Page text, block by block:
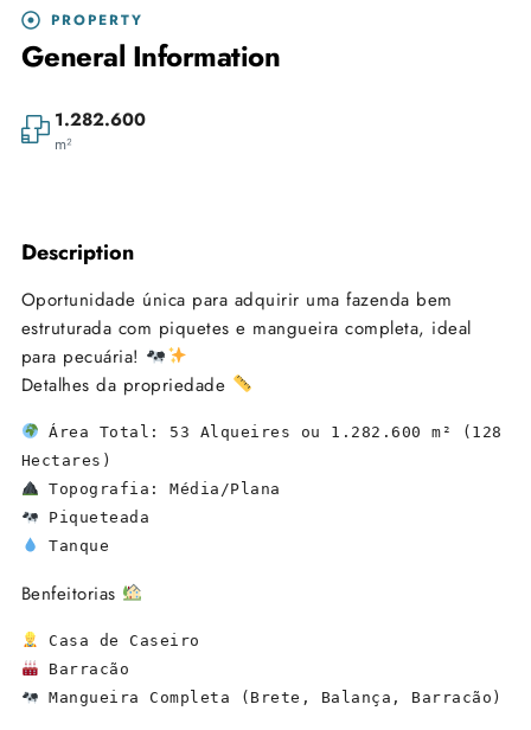
PROPERTY
General Information
1.282.600
m²
−
Description
Oportunidade única para adquirir uma fazenda bem
estruturada com piquetes e mangueira completa, ideal
para pecuária!
Detalhes da propriedade
Área Total: 53 Alqueires ou 1.282.600 m² (128
Tanque
Benfeitorias
Mangueira Completa (Brete, Balança, Barracão)